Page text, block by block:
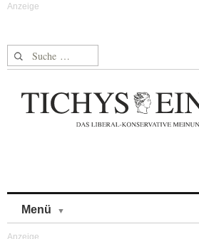
Suche nach:
Menü